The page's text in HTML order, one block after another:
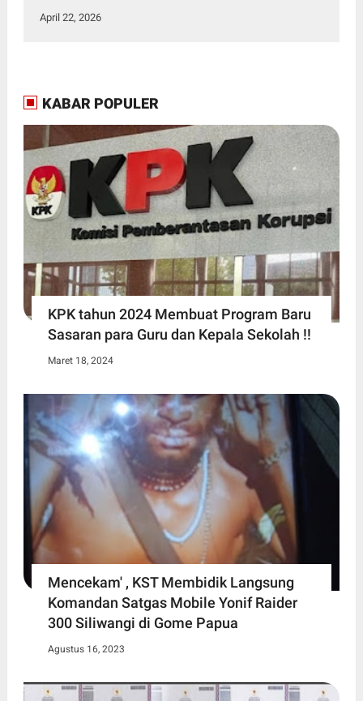
April 22, 2026
KABAR POPULER
KPK tahun 2024 Membuat Program Baru
Sasaran para Guru dan Kepala Sekolah !!
Maret 18, 2024
Mencekam' , KST Membidik Langsung
Komandan Satgas Mobile Yonif Raider
300 Siliwangi di Gome Papua
Agustus 16, 2023